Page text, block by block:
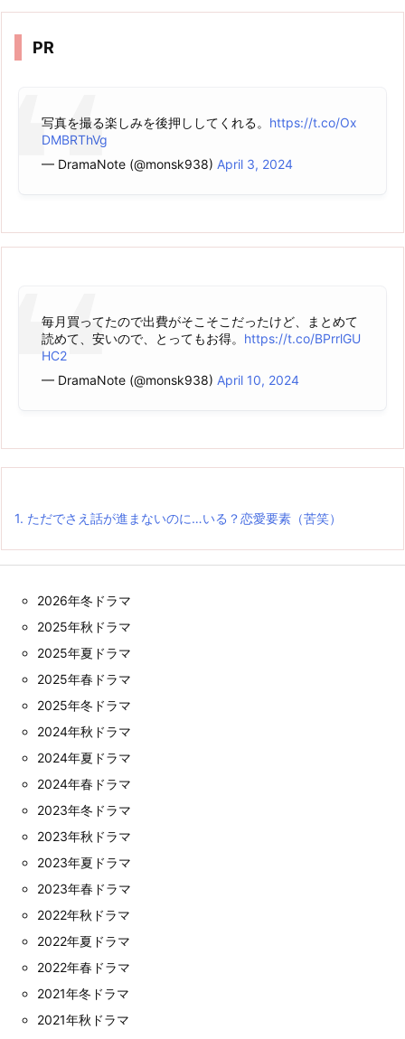
イ
PR
写真を撮る楽しみを後押ししてくれる。 https://t.co/Ox
DMBRThVg
— DramaNote (@monsk938) April 3, 2024
毎月買ってたので出費がそこそこだったけど、まとめて
読めて、安いので、とってもお得。 https://t.co/BPrrlGU
HC2
— DramaNote (@monsk938) April 10, 2024
1. ただでさえ話が進まないのに…いる？恋愛要素（苦笑）
2026年冬ドラマ
2025年秋ドラマ
2025年夏ドラマ
2025年春ドラマ
2025年冬ドラマ
2024年秋ドラマ
2024年夏ドラマ
2024年春ドラマ
2023年冬ドラマ
2023年秋ドラマ
2023年夏ドラマ
2023年春ドラマ
2022年秋ドラマ
2022年夏ドラマ
2022年春ドラマ
2021年冬ドラマ
2021年秋ドラマ